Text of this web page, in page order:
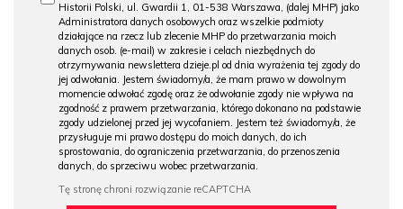
Historii Polski, ul. Gwardii 1, 01-538 Warszawa, (dalej MHP) jako
Administratora danych osobowych oraz wszelkie podmioty
działające na rzecz lub zlecenie MHP do przetwarzania moich
danych osob. (e-mail) w zakresie i celach niezbędnych do
otrzymywania newslettera dzieje.pl od dnia wyrażenia tej zgody do
jej odwołania. Jestem świadomy/a, że mam prawo w dowolnym
momencie odwołać zgodę oraz że odwołanie zgody nie wpływa na
zgodność z prawem przetwarzania, którego dokonano na podstawie
zgody udzielonej przed jej wycofaniem. Jestem też świadomy/a, że
przysługuje mi prawo dostępu do moich danych, do ich
sprostowania, do ograniczenia przetwarzania, do przenoszenia
danych, do sprzeciwu wobec przetwarzania.